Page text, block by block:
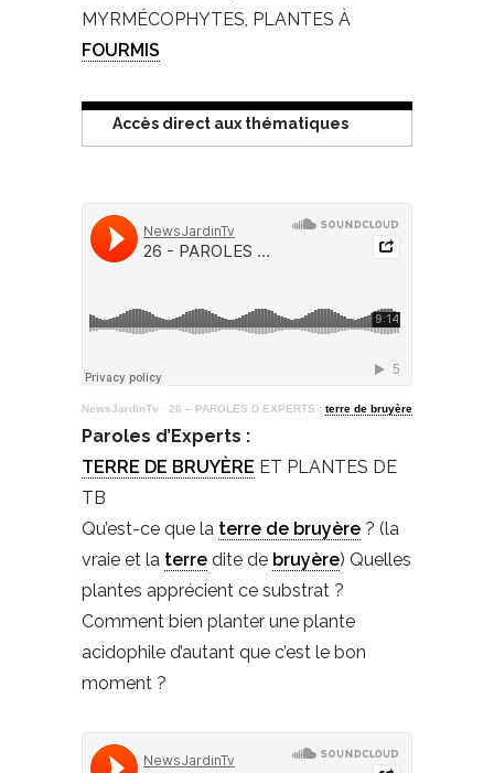
MYRMÉCOPHYTES, PLANTES À
FOURMIS
Accès direct aux thématiques
NewsJardinTv · 26 – PAROLES D EXPERTS : terre de bruyère
Paroles d’Experts :
TERRE DE BRUYÈRE ET PLANTES DE
TB
Qu’est-ce que la terre de bruyère ? (la
vraie et la terre dite de bruyère) Quelles
plantes apprécient ce substrat ?
Comment bien planter une plante
acidophile d’autant que c’est le bon
moment ?